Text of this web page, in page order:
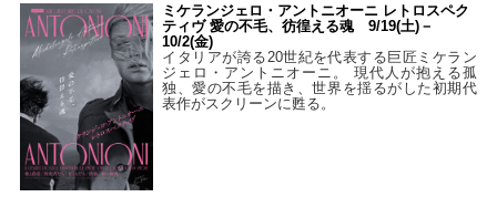
ミケランジェロ・アントニオーニ レトロスペク
ティヴ 愛の不毛、彷徨える魂 9/19(土)－
10/2(金)
イタリアが誇る20世紀を代表する巨匠ミケラン
ジェロ・アントニオーニ。 現代人が抱える孤
独、愛の不毛を描き、世界を揺るがした初期代
表作がスクリーンに甦る。